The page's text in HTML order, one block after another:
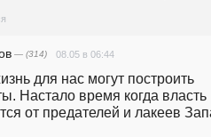
— (314) 08.05 в 06:44
для нас могут построить
Настало время когда власть